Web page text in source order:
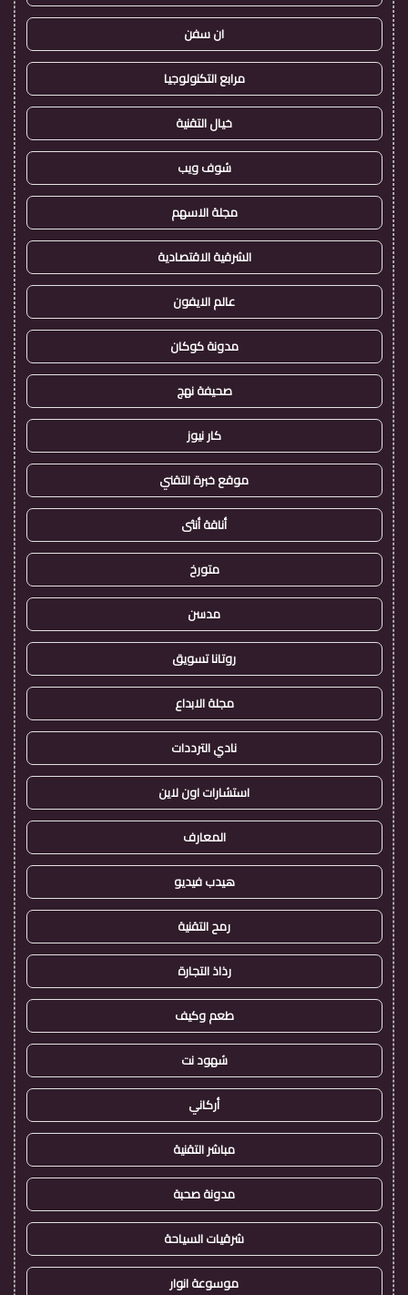
ان سفن
مرابع التكنولوجيا
خيال التقنية
شوف ويب
مجلة الاسهم
الشرقية الاقتصادية
عالم الايفون
مدونة كوكان
صحيفة نهج
كار نيوز
موقع خبرة التقني
أناقة أنثى
متورخ
مدسن
روتانا تسويق
مجلة الابداع
نادي الترددات
استشارات اون لاين
المعارف
هيدب فيديو
رمح التقنية
رذاذ التجارة
طعم وكيف
شهود نت
أركاني
مباشر التقنية
مدونة صحبة
شرقيات السياحة
موسوعة انوار